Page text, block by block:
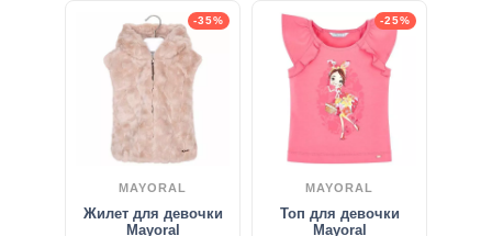
-35%
MAYORAL
Жилет для девочки
Mayoral
-25%
MAYORAL
Топ для девочки
Mayoral